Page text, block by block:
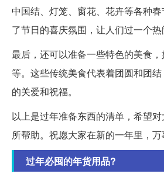
中国结、灯笼、窗花、花卉等各种
了节日的喜庆氛围，让人们过一个热
最后，还可以准备一些特色的美食
等。这些传统美食代表着团圆和团
的关爱和祝福。
以上是过年准备东西的清单，希望
所帮助。祝愿大家在新的一年里，万
过年必囤的年货用品?